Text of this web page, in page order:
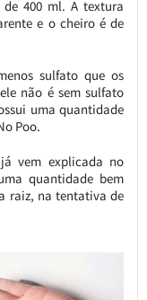
400 ml. A textura
e o cheiro é de
sulfato que os
não é sem sulfato
uma quantidade
Poo.
vem explicada no
quantidade bem
raiz, na tentativa de